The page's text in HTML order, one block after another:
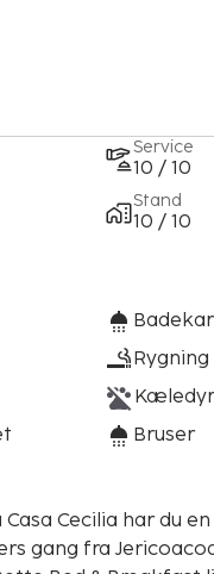
Service
10 / 10
Stand
10 / 10
Bruser
Cecilia har du
gang fra